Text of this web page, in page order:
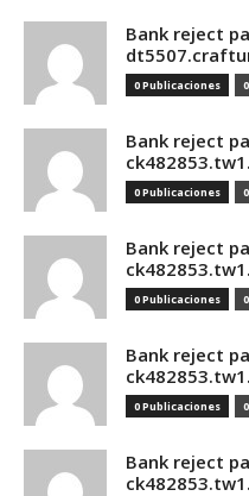
Bank reject
0 Publicaciones
Bank reject
0 Publicaciones
Bank reject
0 Publicaciones
Bank reject
0 Publicaciones
Bank reject